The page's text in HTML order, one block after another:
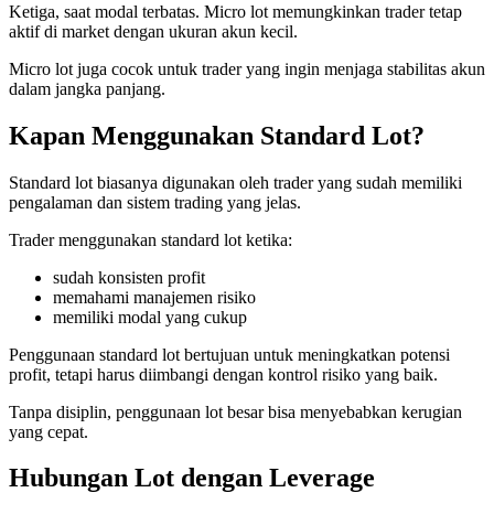
Ketiga, saat modal terbatas. Micro lot memungkinkan trader tetap
aktif di market dengan ukuran akun kecil.
Micro lot juga cocok untuk trader yang ingin menjaga stabilitas akun
dalam jangka panjang.
Kapan Menggunakan Standard Lot?
Standard lot biasanya digunakan oleh trader yang sudah memiliki
pengalaman dan sistem trading yang jelas.
Trader menggunakan standard lot ketika:
sudah konsisten profit
memahami manajemen risiko
memiliki modal yang cukup
Penggunaan standard lot bertujuan untuk meningkatkan potensi
profit, tetapi harus diimbangi dengan kontrol risiko yang baik.
Tanpa disiplin, penggunaan lot besar bisa menyebabkan kerugian
yang cepat.
Hubungan Lot dengan Leverage